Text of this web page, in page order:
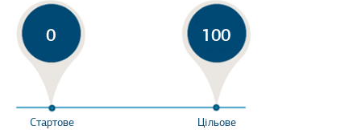
0 100
Стартове
Цільове